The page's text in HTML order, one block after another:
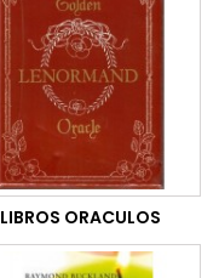
LIBROS ORACULOS